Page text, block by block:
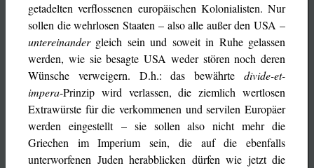
getadelten verflossenen europäischen Kolonialisten. Nur
sollen die wehrlosen Staaten – also alle außer den USA –
untereinandergleich sein und soweit in Ruhe gelassen
werden, wie sie besagte USA weder stören noch deren
Wünsche verweigern. D.h.: das bewährte divide-et-
impera-Prinzip wird verlassen, die ziemlich wertlosen
Extrawürste für die verkommenen und servilen Europäer
werden eingestellt – sie sollen also nicht mehr die
Griechen im Imperium sein, die auf die ebenfalls
unterworfenen Juden herabblicken dürfen wie jetzt die